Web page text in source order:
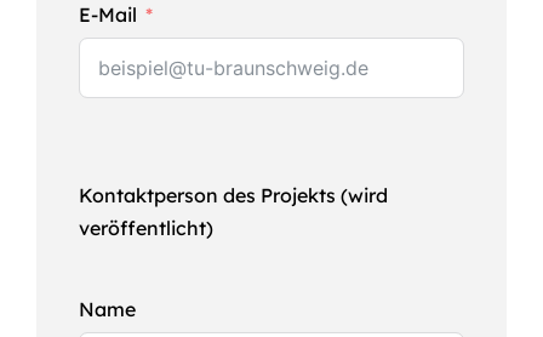
E-Mail
Kontaktperson des Projekts (wird
veröffentlicht)
Name